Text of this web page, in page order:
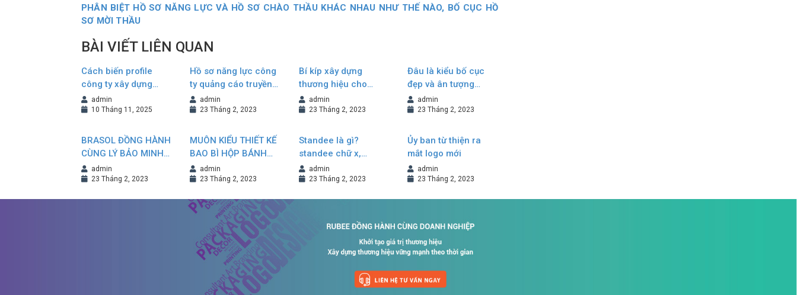
PHÂN BIỆT HỒ SƠ NĂNG LỰC VÀ HỒ SƠ CHÀO THẦU KHÁC NHAU NHƯ THẾ NÀO, BỐ CỤC HỒ
SƠ MỜI THẦU
BÀI VIẾT LIÊN QUAN
Cách biến profile
công ty xây dựng
thành tài liệu bán
hàng hiệu quả
admin
10 Tháng 11, 2025
Hồ sơ năng lực công
ty quảng cáo truyền
thông
admin
23 Tháng 2, 2023
Bí kíp xây dựng
thương hiệu cho
doanh nghiệp
admin
23 Tháng 2, 2023
Đâu là kiểu bố cục
đẹp và ân tượng
trong thiết kế
Brochure?
admin
23 Tháng 2, 2023
BRASOL ĐỒNG HÀNH
CÙNG LÝ BẢO MINH
TIẾP NỐI VÀ KHẲNG
ĐỊNH THƯƠNG HIỆU
admin
23 Tháng 2, 2023
MUÔN KIỂU THIẾT KẾ
BAO BÌ HỘP BÁNH
TRUNG THU NÂNG
TẦM GIÁ TRỊ
admin
23 Tháng 2, 2023
Standee là gì?
standee chữ x,
standee cuốn, cách
thiết kế standee đẹp
admin
23 Tháng 2, 2023
Ủy ban từ thiện ra
mắt logo mới
admin
23 Tháng 2, 2023